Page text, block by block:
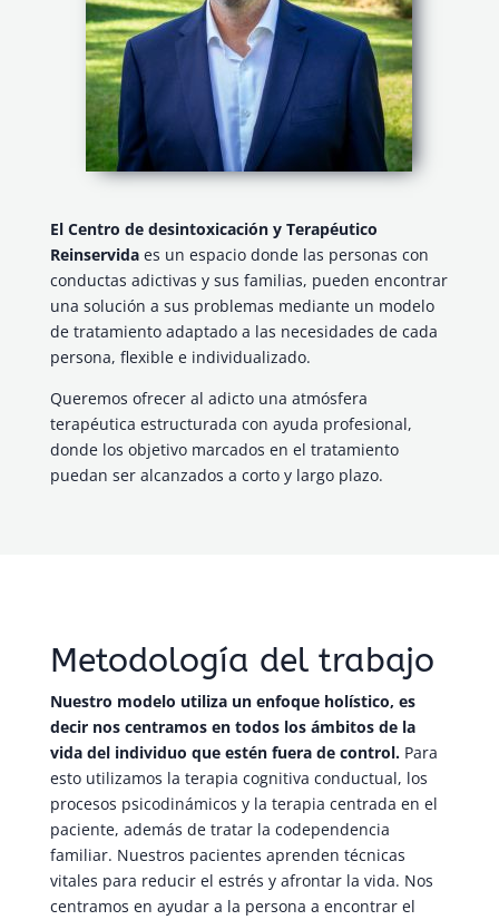
El Centro de desintoxicación y Terapéutico
Reinservidaes un espacio donde las personas con
conductas adictivas y sus familias, pueden encontrar
una solución a sus problemas mediante un modelo
de tratamiento adaptado a las necesidades de cada
persona, flexible e individualizado.
Queremos ofrecer al adicto una atmósfera
terapéutica estructurada con ayuda profesional,
donde los objetivo marcados en el tratamiento
puedan ser alcanzados a corto y largo plazo.
Metodología del trabajo
Nuestro modelo utiliza un enfoque holístico, es
decir nos centramos en todos los ámbitos de la
vida del individuo que estén fuera de control. Para
esto utilizamos la terapia cognitiva conductual, los
procesos psicodinámicos y la terapia centrada en el
paciente, además de tratar la codependencia
familiar. Nuestros pacientes aprenden técnicas
vitales para reducir el estrés y afrontar la vida. Nos
centramos en ayudar a la persona a encontrar el